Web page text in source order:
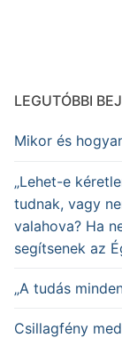
LEGUTÓBBI
Mikor és
„Lehet-e
tudnak, vagy
valahova? Ha
segítsenek az
„A tudás
Csillagfény